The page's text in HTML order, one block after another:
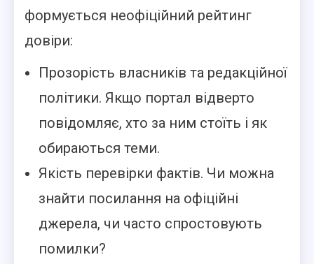
формується неофіційний рейтинг
довіри:
Прозорість власників та редакційної
політики. Якщо портал відверто
повідомляє, хто за ним стоїть і як
обираються теми.
Якість перевірки фактів. Чи можна
знайти посилання на офіційні
джерела, чи часто спростовують
помилки?